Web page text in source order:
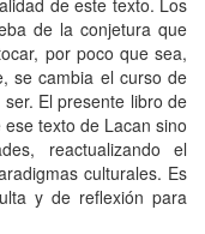
de la conjetura que
por poco que sea,
se cambia el curso de
El presente libro de
texto de Lacan sino
reactualizando el
culturales. Es
y de reflexión para